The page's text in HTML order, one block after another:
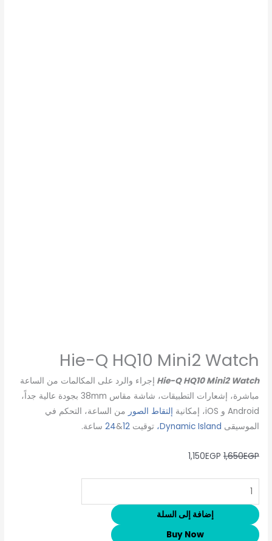
Hie-Q HQ10 Mini2 Watch
Hie-Q HQ10 Mini2 Watch إجراء والرد على المكالمات من الساعة
مباشرة، إشعارات التطبيقات، شاشة مقاس 38mm بجودة عالية جداً،
Android و iOS، إمكانية
إلتقاط الصور من الساعة، التحكم في
الموسيقى
توقيت12
&
24 ساعة.
1,650EGP
1,150EGP
إضافة إلى السلة
Buy Now